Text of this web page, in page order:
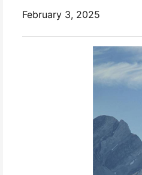
February 3, 2025